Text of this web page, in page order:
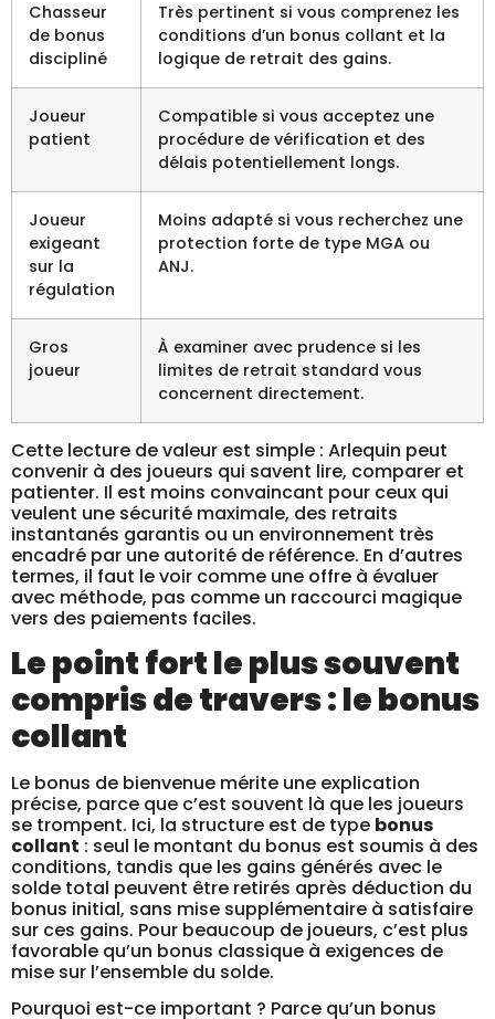
Chasseur
de bonus
discipliné
Très pertinent si vous comprenez les
conditions d’un bonus collant et la
logique de retrait des gains.
Joueur
patient
Compatible si vous acceptez une
procédure de vérification et des
délais potentiellement longs.
Joueur
exigeant
sur la
régulation
Moins adapté si vous recherchez une
protection forte de type MGA ou
ANJ.
Gros
joueur
À examiner avec prudence si les
limites de retrait standard vous
concernent directement.
Cette lecture de valeur est simple : Arlequin peut
convenir à des joueurs qui savent lire, comparer et
patienter. Il est moins convaincant pour ceux qui
veulent une sécurité maximale, des retraits
instantanés garantis ou un environnement très
encadré par une autorité de référence. En d’autres
termes, il faut le voir comme une offre à évaluer
avec méthode, pas comme un raccourci magique
vers des paiements faciles.
Le point fort le plus souvent
compris de travers : le bonus
collant
Le bonus de bienvenue mérite une explication
précise, parce que c’est souvent là que les joueurs
se trompent. Ici, la structure est de type bonus
collant : seul le montant du bonus est soumis à des
conditions, tandis que les gains générés avec le
solde total peuvent être retirés après déduction du
bonus initial, sans mise supplémentaire à satisfaire
sur ces gains. Pour beaucoup de joueurs, c’est plus
favorable qu’un bonus classique à exigences de
mise sur l’ensemble du solde.
Pourquoi est-ce important ? Parce qu’un bonus